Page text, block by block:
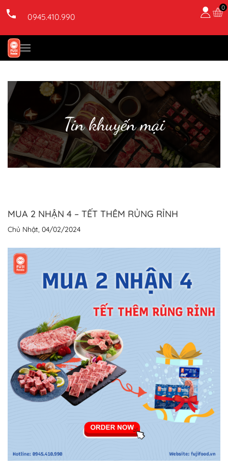
0945.410.990
0
Tin khuyến mại
MUA 2 NHẬN 4 – TẾT THÊM RỦNG RỈNH
Chủ Nhật, 04/02/2024